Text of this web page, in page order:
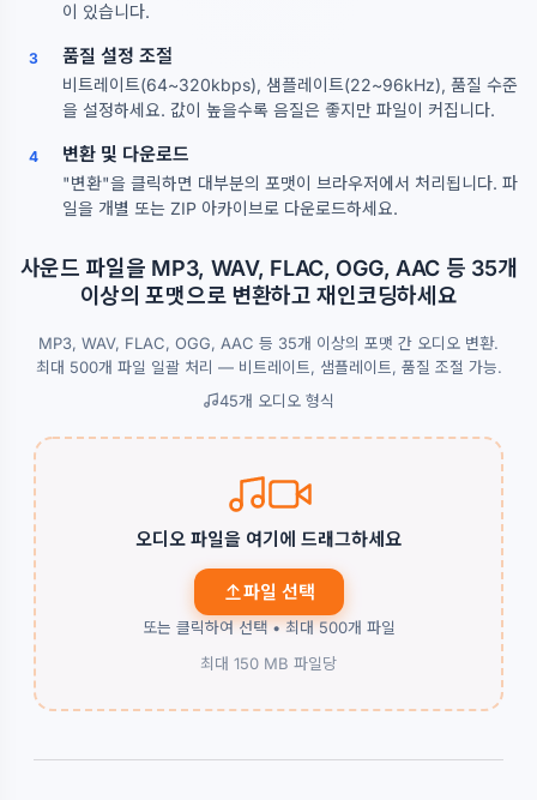
이 있습니다.
3 품질 설정 조절
비트레이트(64~320kbps), 샘플레이트(22~96kHz), 품질 수준
을 설정하세요. 값이 높을수록 음질은 좋지만 파일이 커집니다.
4 변환 및 다운로드
"변환"을 클릭하면 대부분의 포맷이 브라우저에서 처리됩니다. 파
일을 개별 또는 ZIP 아카이브로 다운로드하세요.
사운드 파일을 MP3, WAV, FLAC, OGG, AAC 등 35개
이상의 포맷으로 변환하고 재인코딩하세요
MP3, WAV, FLAC, OGG, AAC 등 35개 이상의 포맷 간 오디오 변환.
최대 500개 파일 일괄 처리 — 비트레이트, 샘플레이트, 품질 조절 가능.
45개 오디오 형식
오디오 파일을 여기에 드래그하세요
파일 선택
또는 클릭하여 선택 • 최대 500개 파일
최대 150 MB 파일당